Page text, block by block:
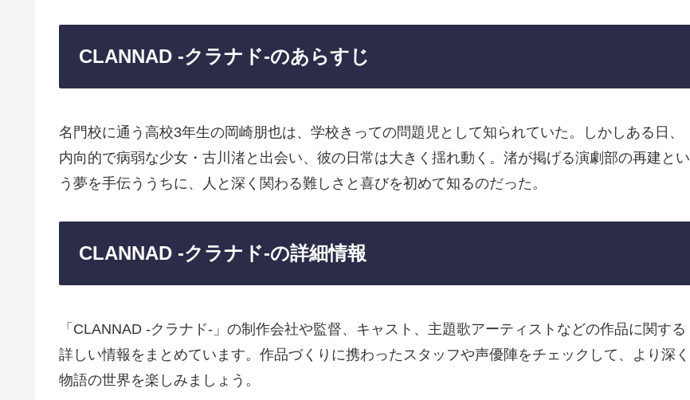
CLANNAD -クラナド-のあらすじ
名門校に通う高校3年生の岡崎朋也は、学校きっての問題児として知られていた。しかしある日、
内向的で病弱な少女・古川渚と出会い、彼の日常は大きく揺れ動く。渚が掲げる演劇部の再建とい
う夢を手伝ううちに、人と深く関わる難しさと喜びを初めて知るのだった。
CLANNAD -クラナド-の詳細情報
「CLANNAD -クラナド-」の制作会社や監督、キャスト、主題歌アーティストなどの作品に関する
詳しい情報をまとめています。作品づくりに携わったスタッフや声優陣をチェックして、より深く
物語の世界を楽しみましょう。